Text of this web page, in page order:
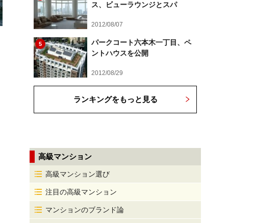
ス、ビューラウンジとスパ
2012/08/07
5
パークコート六本木一丁目、ペ
ントハウスを公開
2012/08/29
ランキングをもっと見る
高級マンション
高級マンション選び
注目の高級マンション
マンションのブランド論